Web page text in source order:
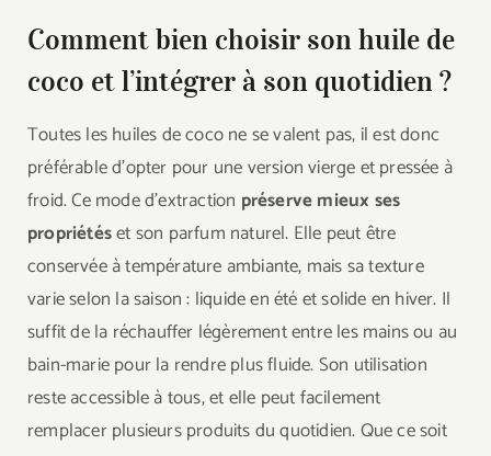
Comment bien choisir son huile de
coco et l’intégrer à son quotidien ?
Toutes les huiles de coco ne se valent pas, il est donc
préférable d’opter pour une version vierge et pressée à
froid. Ce mode d’extraction préserve mieux ses
propriétéset son parfum naturel. Elle peut être
conservée à température ambiante, mais sa texture
varie selon la saison : liquide en été et solide en hiver. Il
suffit de la réchauffer légèrement entre les mains ou au
bain-marie pour la rendre plus fluide. Son utilisation
reste accessible à tous, et elle peut facilement
remplacer plusieurs produits du quotidien. Que ce soit